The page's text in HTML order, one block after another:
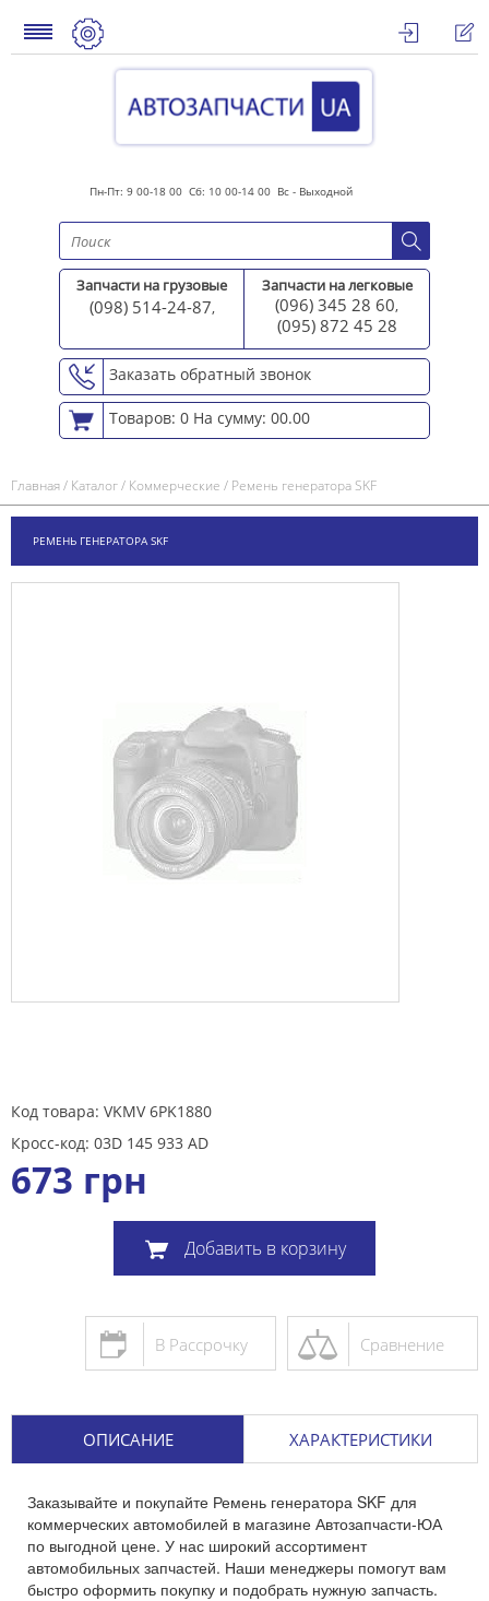
Пн-Пт: 9 00-18 00 Сб: 10 00-14 00 Вс - Выходной
Запчасти на грузовые
(098) 514-24-87,
Запчасти на легковые
(096) 345 28 60,
(095) 872 45 28
Заказать обратный звонок
Товаров: 0 На сумму: 00.00
Главная/ Каталог/ Коммерческие / Ремень генератора SKF
РЕМЕНЬ ГЕНЕРАТОРА SKF
Код товара: VKMV 6PK1880
Кросс-код: 03D 145 933 AD
673 грн
Добавить в корзину
Сравнение
В Рассрочку
ОПИСАНИЕ ХАРАКТЕРИСТИКИ
Заказывайте и покупайте Ремень генератора SKF для
коммерческих автомобилей в магазине Автозапчасти-ЮА
по выгодной цене. У нас широкий ассортимент
автомобильных запчастей. Наши менеджеры помогут вам
быстро оформить покупку и подобрать нужную запчасть.